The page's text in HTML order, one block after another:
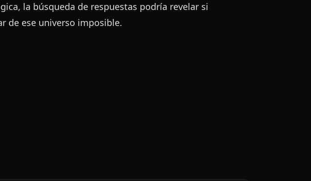
la búsqueda de respuestas podría revelar si
de ese universo imposible.